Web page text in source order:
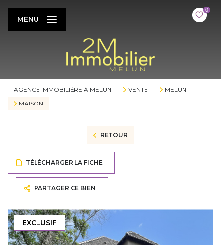
0
MENU
AGENCE IMMOBILIÈRE À MELUN VENTE
MELUN
MAISON
RETOUR
TÉLÉCHARGER LA FICHE
PARTAGER CE BIEN
EXCLUSIF